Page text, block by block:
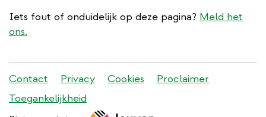
Iets fout of onduidelijk op deze pagina? Meld het
ons.
Stadleuven
footer
menu
Contact Privacy Cookies
Proclaimer
Toegankelijkheid